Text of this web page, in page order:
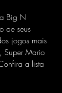
Big N
de seus
jogos mais
Super Mario
a lista